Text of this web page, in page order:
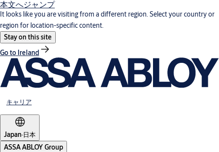
本文へジャンプ
It looks like you are visiting from a different region. Select your country or
region for location-specific content.
Stay on this site
Go to Ireland
キャリア
Japan·日本
ASSA ABLOY Group